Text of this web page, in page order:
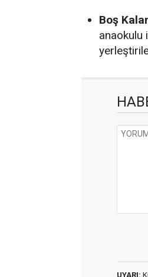
Boş
anaokulu
UYARI: